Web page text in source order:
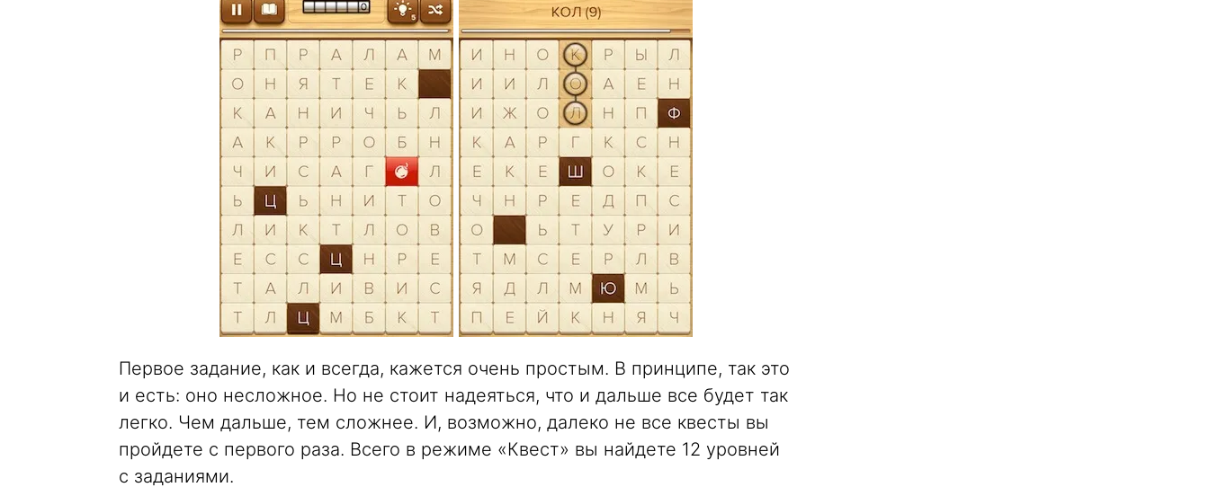
Первое задание, как и всегда, кажется очень простым. В принципе, так это
и есть: оно несложное. Но не стоит надеяться, что и дальше все будет так
легко. Чем дальше, тем сложнее. И, возможно, далеко не все квесты вы
пройдете с первого раза. Всего в режиме «Квест» вы найдете 12 уровней
с заданиями.